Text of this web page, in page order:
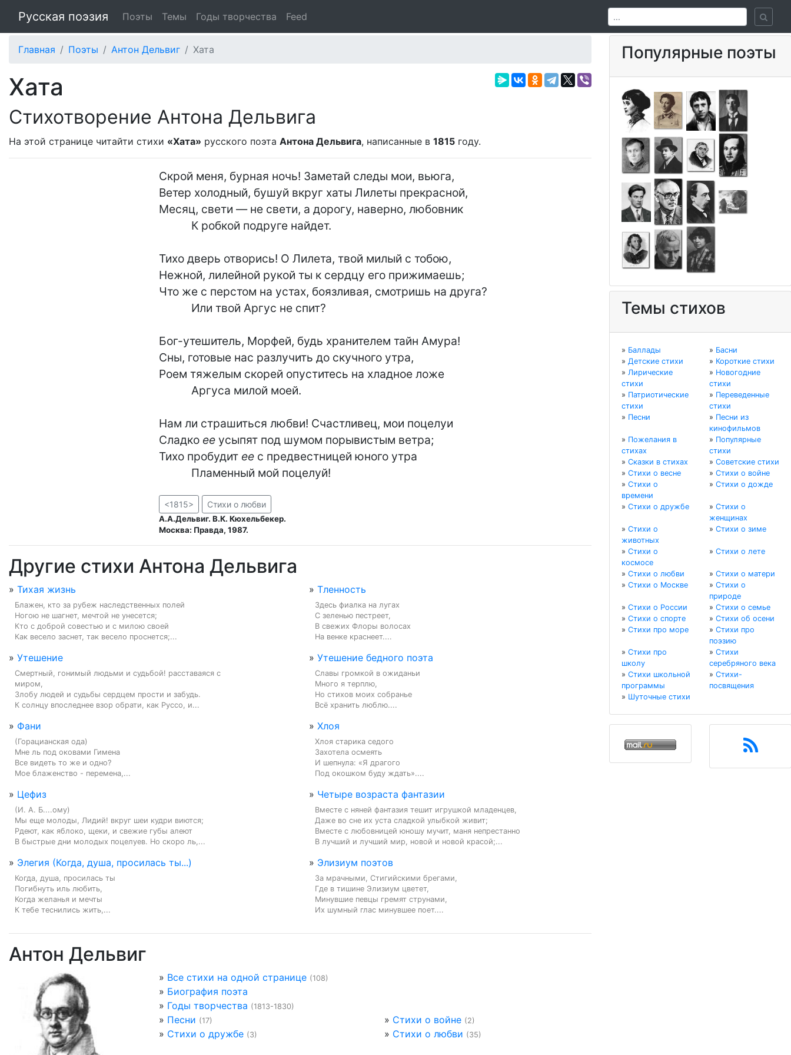
Русская поэзия Поэты Темы Годы творчества Feed
Главная Поэты Антон Дельвиг Хата
Хата
Стихотворение Антона Дельвига
На этой странице читайти стихи «Хата» русского поэта Антона Дельвига, написанные в 1815 году.
Скрой меня, бурная ночь! Заметай следы мои, вьюга,
Ветер холодный, бушуй вкруг хаты Лилеты прекрасной,
Месяц, свети — не свети, а дорогу, наверно, любовник
Тихо дверь отворись! О Лилета, твой милый с тобою,
Нежной, лилейной рукой ты к сердцу его прижимаешь;
Что же с перстом на устах, боязливая, смотришь на друга?
Бог-утешитель, Морфей, будь хранителем тайн Амура!
Сны, готовые нас разлучить до скучного утра,
Роем тяжелым скорей опуститесь на хладное ложе
Нам ли страшиться любви! Счастливец, мои поцелуи
Сладко ее усыпят под шумом порывистым ветра;
Тихо пробудит ее с предвестницей юного утра
           Пламенный мой поцелуй!
<1815> Стихи о любви
А.А.Дельвиг. В.К. Кюхельбекер.
Москва: Правда, 1987.
Другие стихи Антона Дельвига
» Тихая жизнь
Блажен, кто за рубеж наследственных полей
Ногою не шагнет, мечтой не унесется;
Кто с доброй совестью и с милою своей
Как весело заснет, так весело проснется;...
» Тленность
Здесь фиалка на лугах
С зеленью пестреет,
В свежих Флоры волосах
На венке краснеет....
» Утешение
Смертный, гонимый людьми и судьбой! расставаяся с
миром,
Злобу людей и судьбы сердцем прости и забудь.
К солнцу впоследнее взор обрати, как Руссо, и...
» Утешение бедного поэта
Славы громкой в ожиданьи
Много я терплю,
Но стихов моих собранье
Всё хранить люблю....
» Фани
(Горацианская ода)
Мне ль под оковами Гимена
Все видеть то же и одно?
Мое блаженство - перемена,...
» Хлоя
Хлоя старика седого
Захотела осмеять
И шепнула: «Я драгого
Под окошком буду ждать»....
» Цефиз
(И. А. Б....ому)
Мы еще молоды, Лидий! вкруг шеи кудри виются;
Рдеют, как яблоко, щеки, и свежие губы алеют
В быстрые дни молодых поцелуев. Но скоро ль,...
» Четыре возраста фантазии
Вместе с няней фантазия тешит игрушкой младенцев,
Даже во сне их уста сладкой улыбкой живит;
Вместе с любовницей юношу мучит, маня непрестанно
В лучший и лучший мир, новой и новой красой;...
» Элегия (Когда, душа, просилась ты...)
Когда, душа, просилась ты
Погибнуть иль любить,
Когда желанья и мечты
К тебе теснились жить,...
» Элизиум поэтов
За мрачными, Стигийскими брегами,
Где в тишине Элизиум цветет,
Минувшие певцы гремят струнами,
Их шумный глас минувшее поет....
Антон Дельвиг
» Все стихи на одной странице (108)
» Биография поэта
» Годы творчества (1813-1830)
» Песни (17) » Стихи о войне (2)
» Стихи о дружбе (3) » Стихи о любви (35)
Популярные поэты
Темы стихов
» Баллады » Басни
» Детские стихи » Короткие стихи
» Лирические
стихи
» Новогодние
стихи
» Патриотические
стихи
» Переведенные
стихи
» Песни » Песни из
кинофильмов
» Пожелания в
стихах
» Популярные
стихи
» Сказки в стихах » Советские стихи
» Стихи о весне » Стихи о войне
» Стихи о
времени
» Стихи о дожде
» Стихи о дружбе » Стихи о
женщинах
» Стихи о
животных
» Стихи о зиме
» Стихи о
космосе
» Стихи о лете
» Стихи о любви » Стихи о матери
» Стихи о Москве » Стихи о
природе
» Стихи о России » Стихи о семье
» Стихи о спорте » Стихи об осени
» Стихи про море » Стихи про
поэзию
» Стихи про
школу
» Стихи
серебряного века
» Стихи школьной
программы
» Стихи-
посвящения
» Шуточные стихи